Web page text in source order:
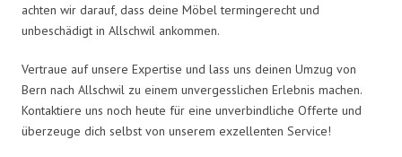
achten wir darauf, dass deine Möbel termingerecht und
unbeschädigt in Allschwil ankommen.
Vertraue auf unsere Expertise und lass uns deinen Umzug von
Bern nach Allschwil zu einem unvergesslichen Erlebnis machen.
Kontaktiere uns noch heute für eine unverbindliche Offerte und
überzeuge dich selbst von unserem exzellenten Service!